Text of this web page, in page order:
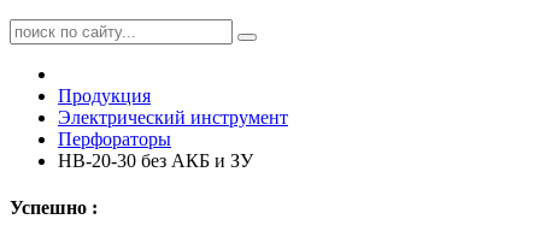
Продукция
Электрический инструмент
Перфораторы
HB-20-30 без АКБ и ЗУ
Успешно :